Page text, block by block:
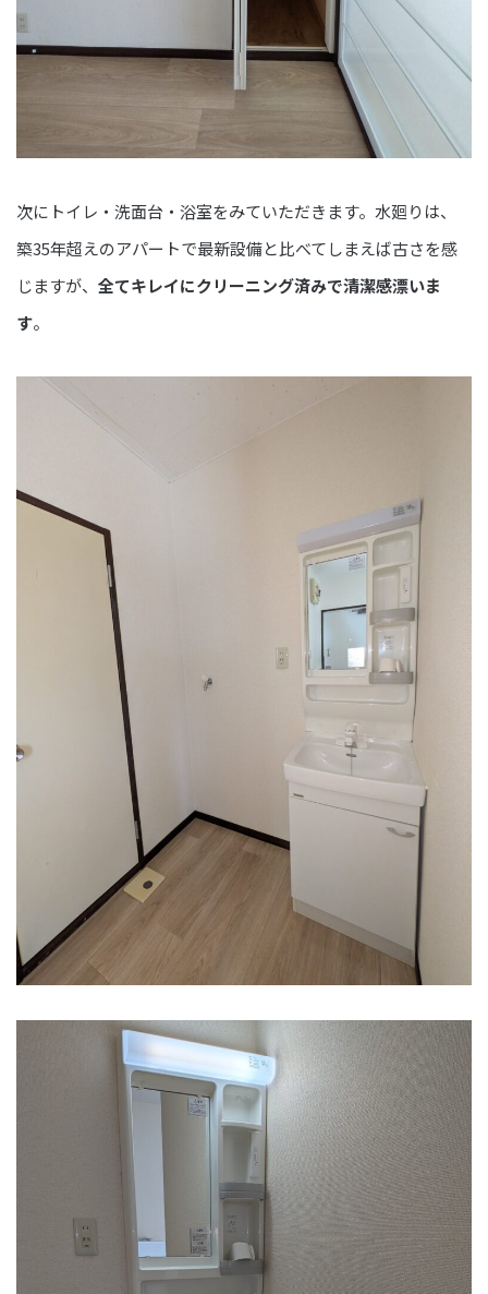
次にトイレ・洗面台・浴室をみていただきます。水廻りは、
築35年超えのアパートで最新設備と比べてしまえば古さを感
じますが、 全てキレイにクリーニング済みで清潔感漂いま
す。